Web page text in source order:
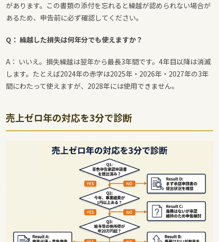
があります。この書類の添付を忘れると繰越が認められない場合が
あるため、申告前に必ず確認してください。
Q： 繰越した損失は何年分でも使えますか？
A： いいえ。損失繰越は翌年から最長3年間です。4年目以降は消滅
します。たとえば2024年の赤字は2025年・2026年・2027年の3年
間にわたって使えますが、2028年には使用できません。
売上ゼロ年の対応を3分で診断